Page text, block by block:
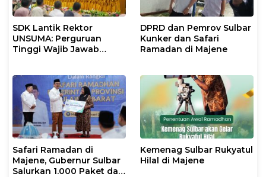
SDK Lantik Rektor
UNSUMA: Perguruan
Tinggi Wajib Jawab
DPRD dan Pemrov Sulbar
Kunker dan Safari
Ramadan di Majene
Safari Ramadan di
Majene, Gubernur Sulbar
Salurkan 1.000 Paket dan
Kemenag Sulbar Rukyatul
Hilal di Majene